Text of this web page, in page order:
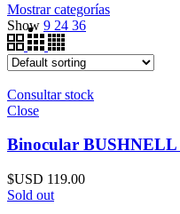
Mostrar categorías
Show 9 24 36
Consultar stock
Close
Binocular
$USD 119.00
Sold out